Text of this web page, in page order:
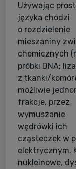
Używając
języka chodzi
o rozdzielenie
mieszaniny
chemicznych
próbki DNA;
z tkanki/
możliwie
frakcje, przez
wymuszanie
wędrówki ich
cząsteczek w
elektrycznym.
nukleinowe,